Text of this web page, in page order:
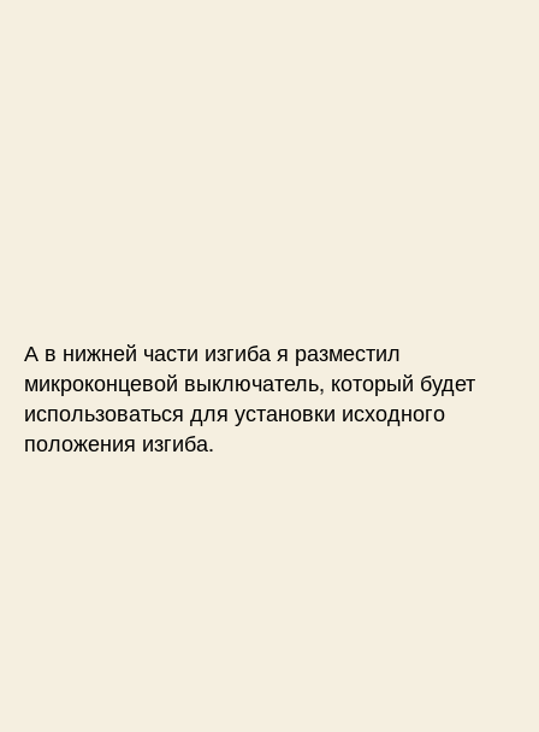
А в нижней части изгиба я разместил
микроконцевой выключатель, который будет
использоваться для установки исходного
положения изгиба.